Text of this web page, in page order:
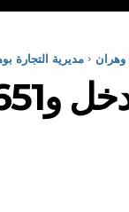
وهران مديرية التجارة بوهران تسجل 1750 تدخل